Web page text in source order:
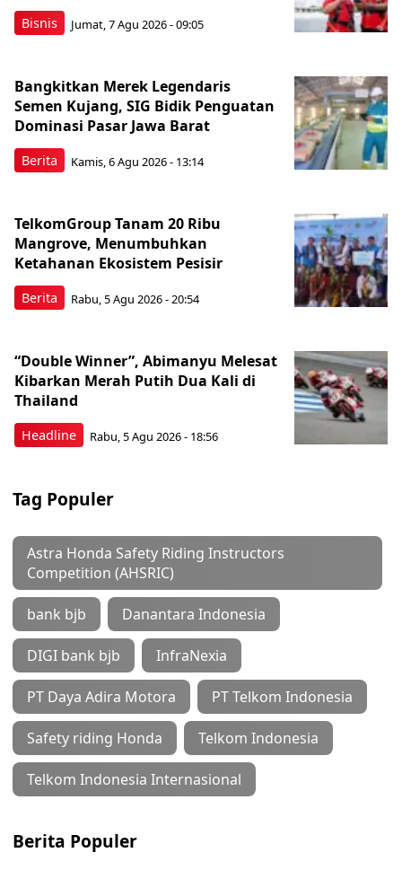
Bisnis Jumat, 7 Agu 2026 - 09:05
Berita
Bangkitkan Merek Legendaris
Semen Kujang, SIG Bidik Penguatan
Dominasi Pasar Jawa Barat
Kamis, 6 Agu 2026 - 13:14
Berita
TelkomGroup Tanam 20 Ribu
Mangrove, Menumbuhkan
Ketahanan Ekosistem Pesisir
Rabu, 5 Agu 2026 - 20:54
Headline
“Double Winner”, Abimanyu Melesat
Kibarkan Merah Putih Dua Kali di
Thailand
Rabu, 5 Agu 2026 - 18:56
Tag Populer
Astra Honda Safety Riding Instructors
Competition (AHSRIC)
bank bjb Danantara Indonesia
DIGI bank bjb InfraNexia
PT Daya Adira Motora PT Telkom Indonesia
Safety riding Honda Telkom Indonesia
Telkom Indonesia Internasional
Berita Populer